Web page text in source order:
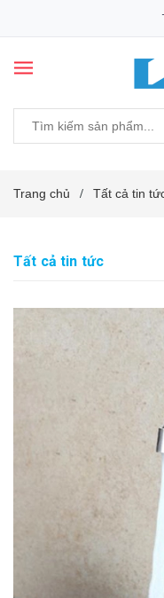
Trang chủ / Tất cả tin
Tất cả tin tức